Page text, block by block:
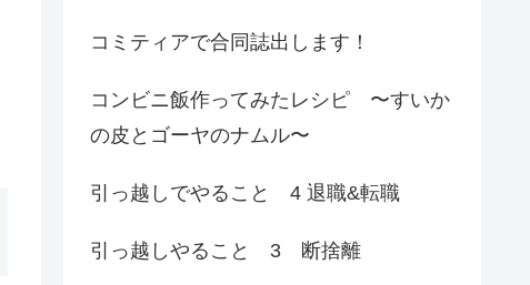
コミティアで合同誌出します！
コンビニ飯作ってみたレシピ 〜すいか
の皮とゴーヤのナムル〜
引っ越しでやること 4 退職&転職
引っ越しやること 3 断捨離